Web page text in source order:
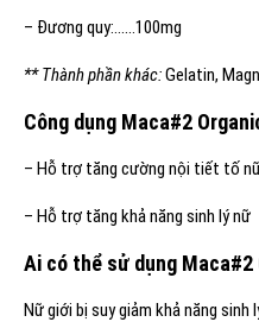
– Đương quy:……100mg
** Thành phần khác:Gelatin,
Công dụng Maca#2
– Hỗ trợ tăng cường nội tiết tố
– Hỗ trợ tăng khả năng sinh lý nữ
Ai có thể sử dụng Maca#2
Nữ giới bị suy giảm khả năng